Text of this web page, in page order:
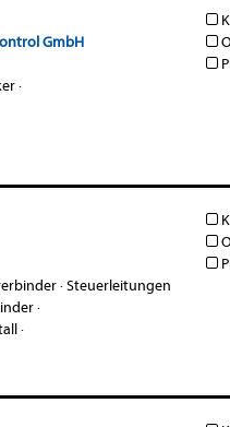
GmbH
·
·Steuerleitungen
·
·